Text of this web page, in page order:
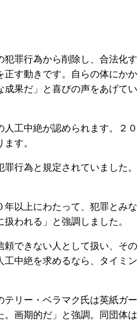
罪行為から削除し、合法化す
正す動きです。自らの体にかか
果だ」と喜びの声をあげてい
工中絶が認められます。２０
す。
行為と規定されていました。
以上にわたって、犯罪とみな
われる」と強調しました。
できない人として扱い、その
工中絶を求めるなら、タイミン
リー・ベラマク氏は英紙ガー
画期的だ」と強調。同団体は